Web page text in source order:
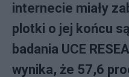
internecie miały
plotki o jej końcu
badania UCE
wynika, że 57,6